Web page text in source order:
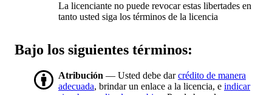
La licenciante no puede revocar estas libertades en
tanto usted siga los términos de la licencia
Bajo los siguientes términos:
Atribución — Usted debe darcrédito de manera
adecuada, brindar un enlace a la licencia, e indicar